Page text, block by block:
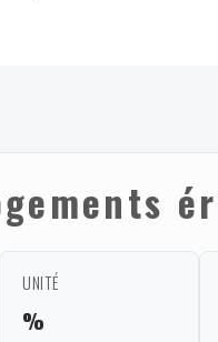
UNITÉ
%